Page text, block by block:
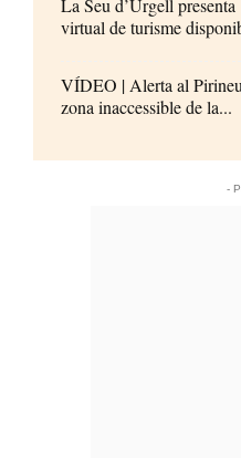
La Seu d’Urgell presenta
virtual de turisme
VÍDEO | Alerta al
zona inaccessible de la...
-